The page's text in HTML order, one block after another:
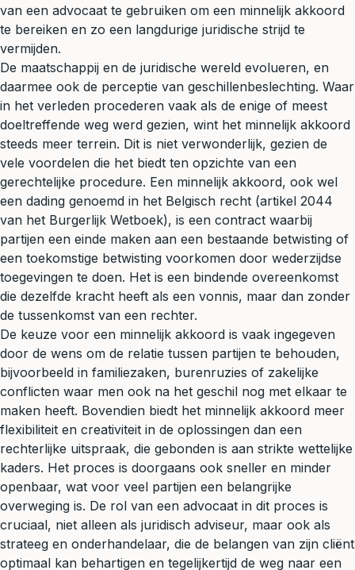
van een advocaat te gebruiken om een minnelijk akkoord
te bereiken en zo een langdurige juridische strijd te
vermijden.
De maatschappij en de juridische wereld evolueren, en
daarmee ook de perceptie van geschillenbeslechting. Waar
in het verleden procederen vaak als de enige of meest
doeltreffende weg werd gezien, wint het minnelijk akkoord
steeds meer terrein. Dit is niet verwonderlijk, gezien de
vele voordelen die het biedt ten opzichte van een
gerechtelijke procedure. Een minnelijk akkoord, ook wel
een dading genoemd in het Belgisch recht (artikel 2044
van het Burgerlijk Wetboek), is een contract waarbij
partijen een einde maken aan een bestaande betwisting of
een toekomstige betwisting voorkomen door wederzijdse
toegevingen te doen. Het is een bindende overeenkomst
die dezelfde kracht heeft als een vonnis, maar dan zonder
de tussenkomst van een rechter.
De keuze voor een minnelijk akkoord is vaak ingegeven
door de wens om de relatie tussen partijen te behouden,
bijvoorbeeld in familiezaken, burenruzies of zakelijke
conflicten waar men ook na het geschil nog met elkaar te
maken heeft. Bovendien biedt het minnelijk akkoord meer
flexibiliteit en creativiteit in de oplossingen dan een
rechterlijke uitspraak, die gebonden is aan strikte wettelijke
kaders. Het proces is doorgaans ook sneller en minder
openbaar, wat voor veel partijen een belangrijke
overweging is. De rol van een advocaat in dit proces is
cruciaal, niet alleen als juridisch adviseur, maar ook als
strateeg en onderhandelaar, die de belangen van zijn cliënt
optimaal kan behartigen en tegelijkertijd de weg naar een